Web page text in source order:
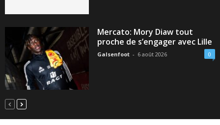
Mercato: Mory Diaw tout
proche de s’engager avec Lille
Galsenfoot - 6 août 2026 0